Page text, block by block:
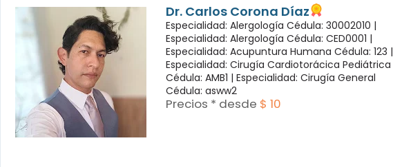
Dr. Carlos Corona Díaz
Especialidad: Alergología Cédula: 30002010 |
Especialidad: Alergología Cédula: CED0001 |
Especialidad: Acupuntura Humana Cédula: 123 |
Especialidad: Cirugía Cardiotorácica Pediátrica
Cédula: AMB1 | Especialidad: Cirugía General
Cédula: asww2
Precios * desde $ 10